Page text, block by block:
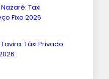
Taxi
Fixo 2026
Táxi Privado